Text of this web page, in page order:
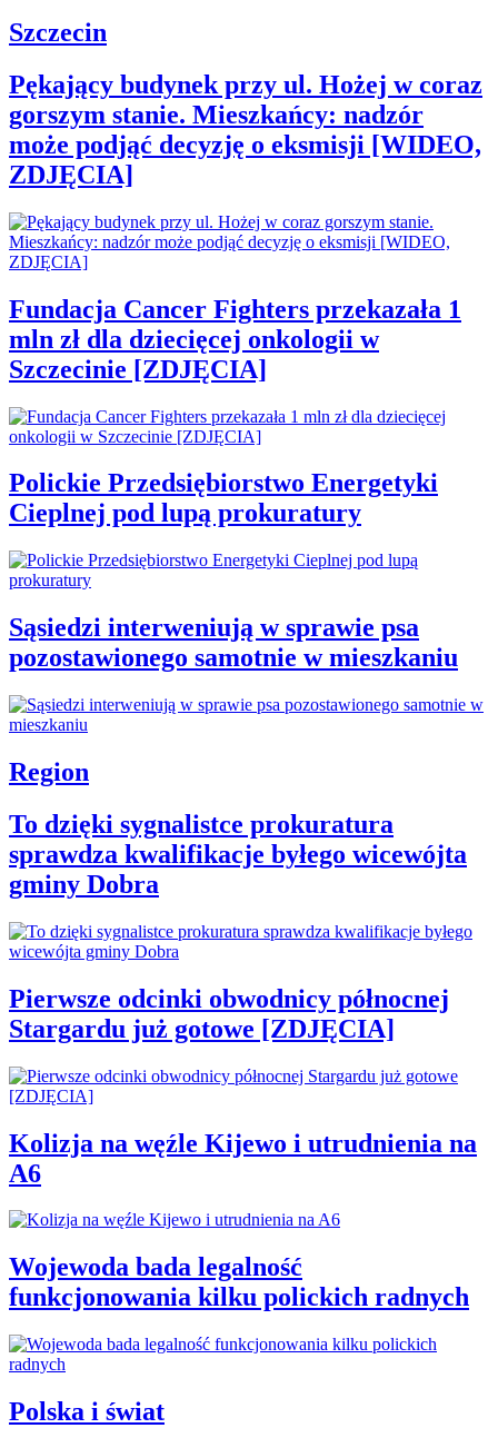
Szczecin
Pękający budynek przy ul. Hożej w coraz
gorszym stanie. Mieszkańcy: nadzór
może podjąć decyzję o eksmisji [WIDEO,
ZDJĘCIA]
Fundacja Cancer Fighters przekazała 1
mln zł dla dziecięcej onkologii w
Szczecinie [ZDJĘCIA]
Polickie Przedsiębiorstwo Energetyki
Cieplnej pod lupą prokuratury
Sąsiedzi interweniują w sprawie psa
pozostawionego samotnie w mieszkaniu
Region
To dzięki sygnalistce prokuratura
sprawdza kwalifikacje byłego wicewójta
gminy Dobra
Pierwsze odcinki obwodnicy północnej
Stargardu już gotowe [ZDJĘCIA]
Kolizja na węźle Kijewo i utrudnienia na
A6
Wojewoda bada legalność
funkcjonowania kilku polickich radnych
Polska i świat